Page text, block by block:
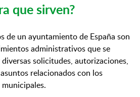
que sirven?
de un ayuntamiento de España son
administrativos que se
solicitudes, autorizaciones,
relacionados con los